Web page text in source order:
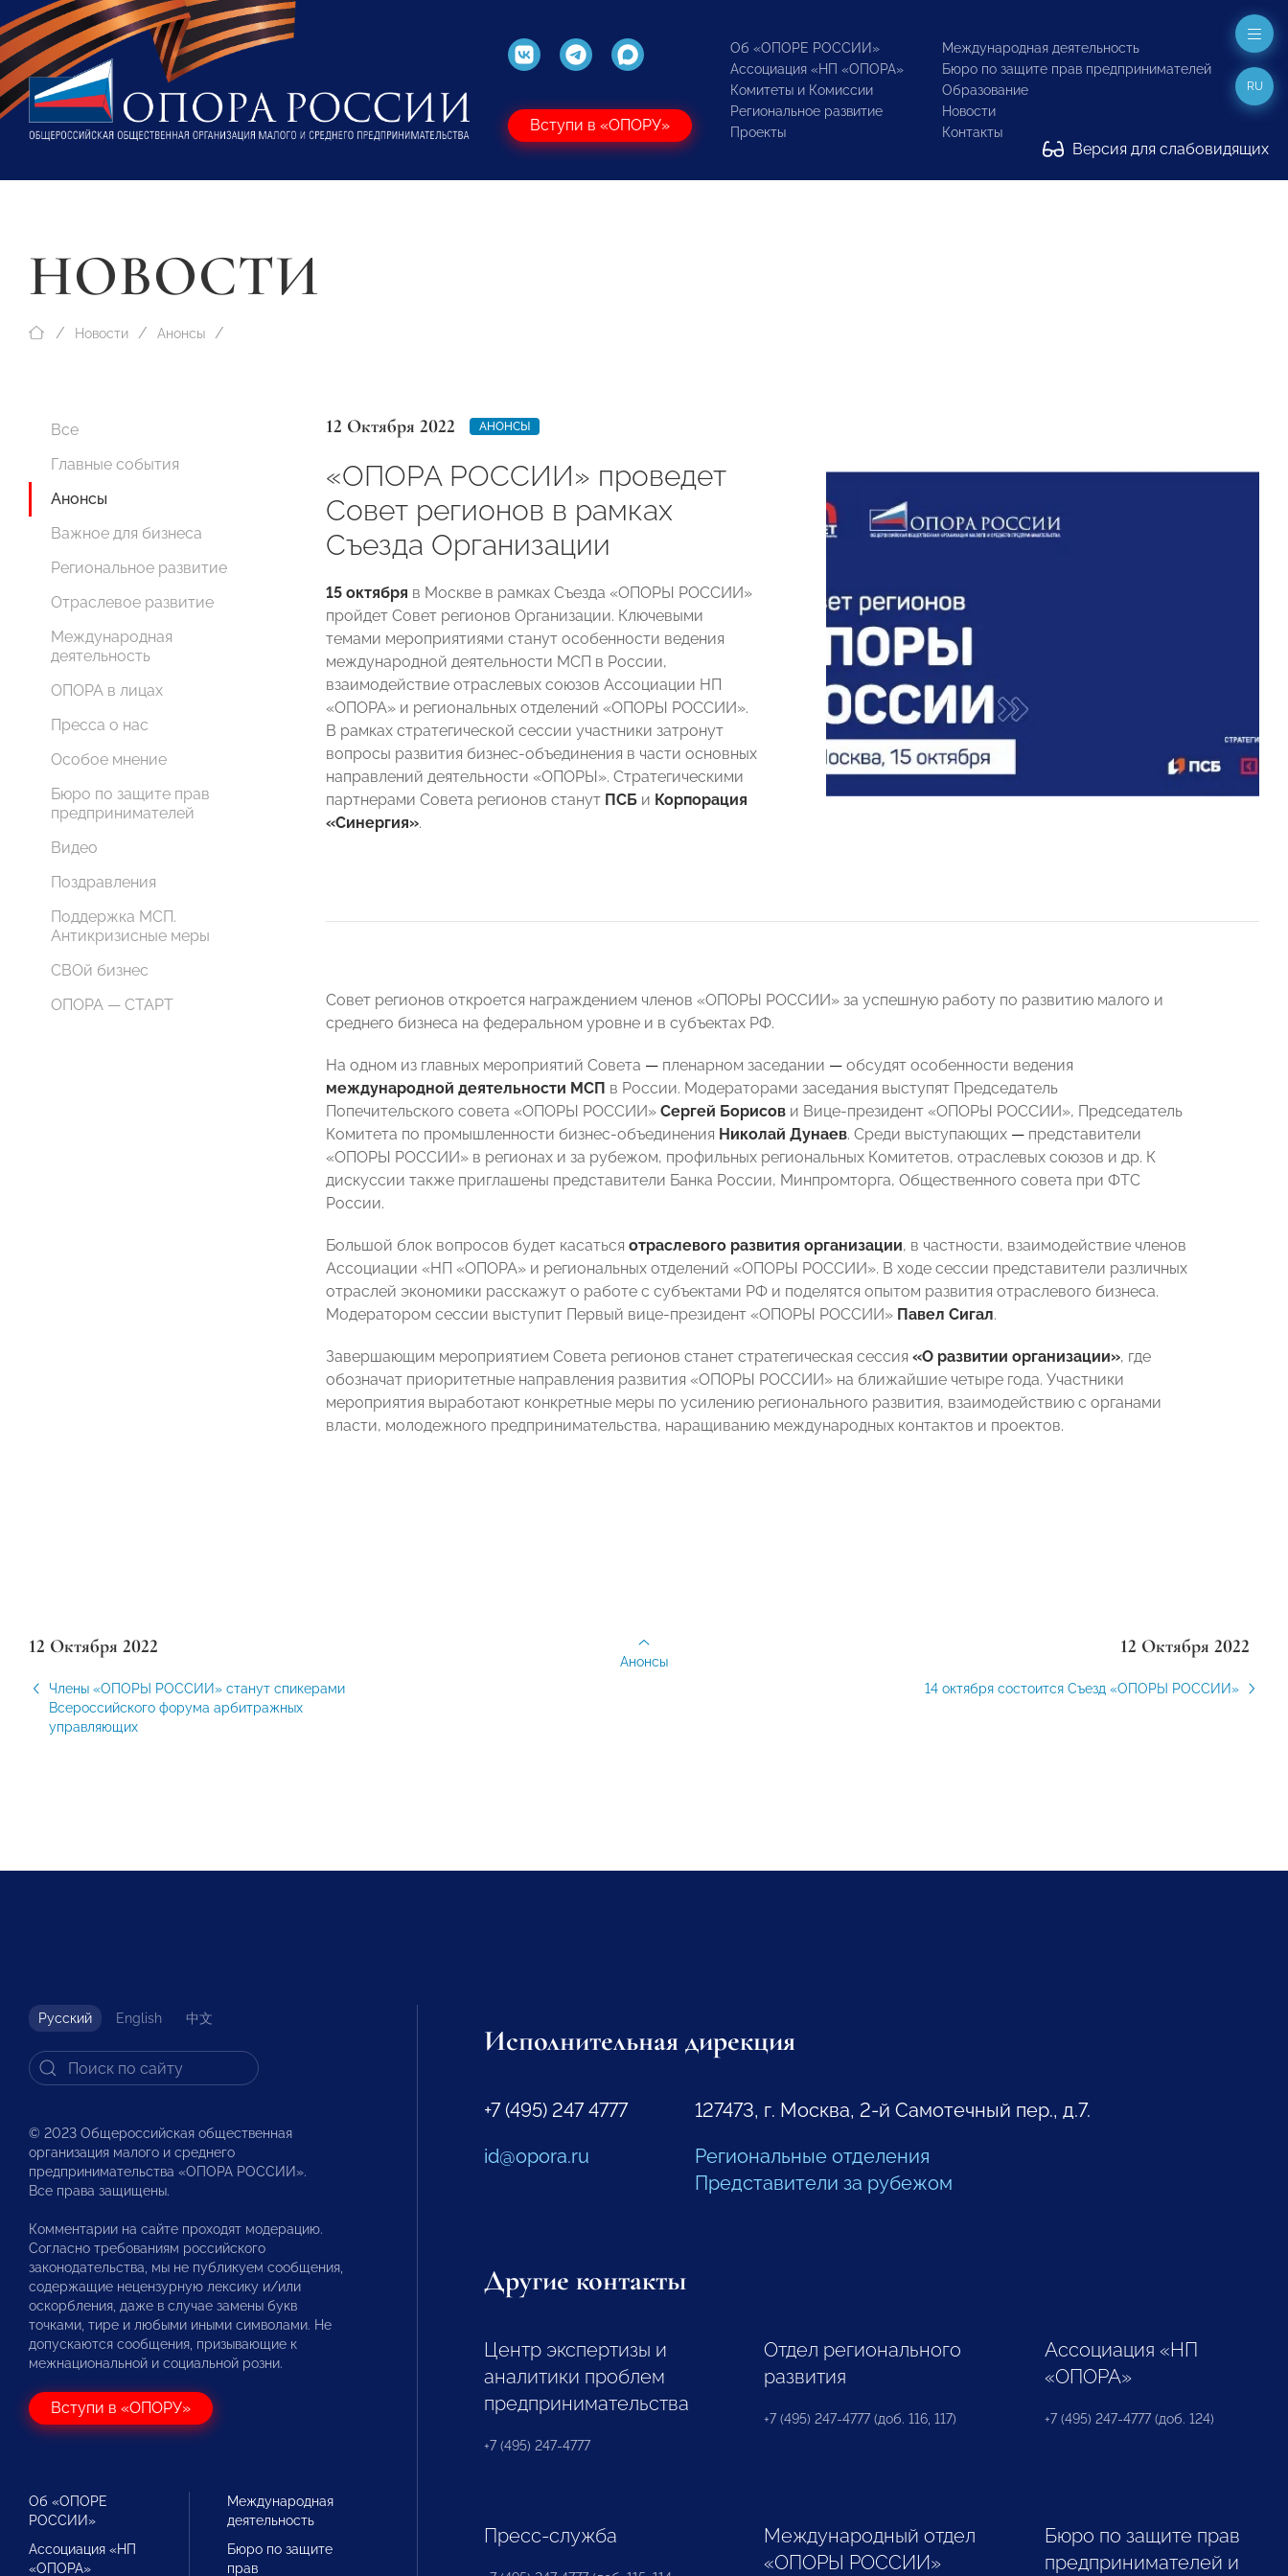
Вступи в «ОПОРУ»
Об «ОПОРЕ РОССИИ»
Ассоциация «НП «ОПОРА»
Комитеты и Комиссии
Региональное развитие
Проекты
Международная деятельность
Бюро по защите прав предпринимателей
Образование
Новости
Контакты
Версия для слабовидящих
RU
НОВОСТИ
Новости Анонсы
Все
Главные события
Анонсы
Важное для бизнеса
Региональное развитие
Отраслевое развитие
Международная
деятельность
ОПОРА в лицах
Пресса о нас
Особое мнение
Бюро по защите прав
предпринимателей
Видео
Поздравления
Поддержка МСП.
Антикризисные меры
СВОй бизнес
ОПОРА — СТАРТ
12 Октября 2022 АНОНСЫ
«ОПОРА РОССИИ» проведет
Совет регионов в рамках
Съезда Организации
15 октября в Москве в рамках Съезда «ОПОРЫ РОССИИ»
пройдет Совет регионов Организации. Ключевыми
темами мероприятиями станут особенности ведения
международной деятельности МСП в России,
взаимодействие отраслевых союзов Ассоциации НП
«ОПОРА» и региональных отделений «ОПОРЫ РОССИИ».
В рамках стратегической сессии участники затронут
вопросы развития бизнес-объединения в части основных
направлений деятельности «ОПОРЫ». Стратегическими
партнерами Совета регионов станут ПСБ и Корпорация
«Синергия».
Совет регионов откроется награждением членов «ОПОРЫ РОССИИ» за успешную работу по развитию малого и
среднего бизнеса на федеральном уровне и в субъектах РФ.
На одном из главных мероприятий Совета — пленарном заседании — обсудят особенности ведения
международной деятельности МСП в России. Модераторами заседания выступят Председатель
Попечительского совета «ОПОРЫ РОССИИ» Сергей Борисов и Вице-президент «ОПОРЫ РОССИИ», Председатель
Комитета по промышленности бизнес-объединения Николай Дунаев. Среди выступающих — представители
«ОПОРЫ РОССИИ» в регионах и за рубежом, профильных региональных Комитетов, отраслевых союзов и др. К
дискуссии также приглашены представители Банка России, Минпромторга, Общественного совета при ФТС
России.
Большой блок вопросов будет касаться отраслевого развития организации, в частности, взаимодействие членов
Ассоциации «НП «ОПОРА» и региональных отделений «ОПОРЫ РОССИИ». В ходе сессии представители различных
отраслей экономики расскажут о работе с субъектами РФ и поделятся опытом развития отраслевого бизнеса.
Модератором сессии выступит Первый вице-президент «ОПОРЫ РОССИИ» Павел Сигал.
Завершающим мероприятием Совета регионов станет стратегическая сессия «О развитии организации», где
обозначат приоритетные направления развития «ОПОРЫ РОССИИ» на ближайшие четыре года. Участники
мероприятия выработают конкретные меры по усилению регионального развития, взаимодействию с органами
власти, молодежного предпринимательства, наращиванию международных контактов и проектов.
12 Октября 2022
Члены «ОПОРЫ РОССИИ» станут спикерами
Всероссийского форума арбитражных
управляющих
12 Октября 2022
14 октября состоится Съезд «ОПОРЫ РОССИИ»
Анонсы
Русский English 中文
© 2023 Общероссийская общественная
организация малого и среднего
предпринимательства «ОПОРА РОССИИ».
Все права защищены.
Комментарии на сайте проходят модерацию.
Согласно требованиям российского
законодательства, мы не публикуем сообщения,
содержащие нецензурную лексику и/или
оскорбления, даже в случае замены букв
точками, тире и любыми иными символами. Не
допускаются сообщения, призывающие к
межнациональной и социальной розни.
Вступи в «ОПОРУ»
Об «ОПОРЕ
РОССИИ»
Ассоциация «НП
«ОПОРА»
Международная
деятельность
Бюро по защите
прав
Исполнительная дирекция
+7 (495) 247 4777
id@opora.ru
127473, г. Москва, 2-й Самотечный пер., д.7.
Региональные отделения
Представители за рубежом
Другие контакты
Центр экспертизы и
аналитики проблем
предпринимательства
+7 (495) 247-4777
Отдел регионального
развития
+7 (495) 247-4777 (доб. 116, 117)
Ассоциация «НП
«ОПОРА»
+7 (495) 247-4777 (доб. 124)
Пресс-служба
Международный отдел
«ОПОРЫ РОССИИ»
Бюро по защите прав
предпринимателей и